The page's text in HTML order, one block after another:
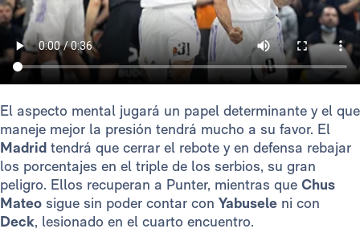
El aspecto mental jugará un papel determinante y el que
maneje mejor la presión tendrá mucho a su favor. El
Madrid tendrá que cerrar el rebote y en defensa rebajar
los porcentajes en el triple de los serbios, su gran
peligro. Ellos recuperan a Punter, mientras que Chus
Mateo sigue sin poder contar con Yabusele ni con
Deck, lesionado en el cuarto encuentro.